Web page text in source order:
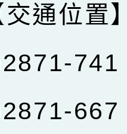
交通位置
741
667